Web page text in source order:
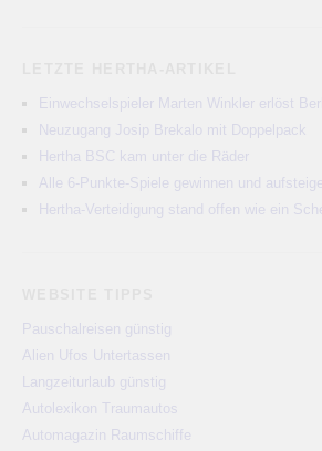
Einwechselspieler Marten Winkler erlöst
Neuzugang Josip Brekalo mit Doppelpack
Hertha BSC kam unter die Räder
Alle 6-Punkte-Spiele gewinnen und
Hertha-Verteidigung stand offen wie ein
Pauschalreisen günstig
Alien Ufos Untertassen
Langzeiturlaub günstig
Autolexikon Traumautos
Automagazin Raumschiffe